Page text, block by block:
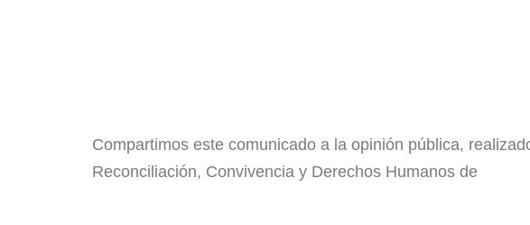
Compartimos este comunicado a la opinión pública,
Reconciliación, Convivencia y Derechos Humanos de